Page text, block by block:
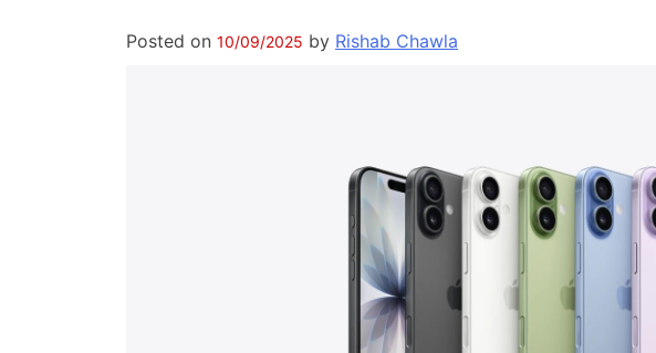
Posted on 10/09/2025 by Rishab Chawla